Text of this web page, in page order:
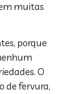
muitas
porque
O
de fervura,